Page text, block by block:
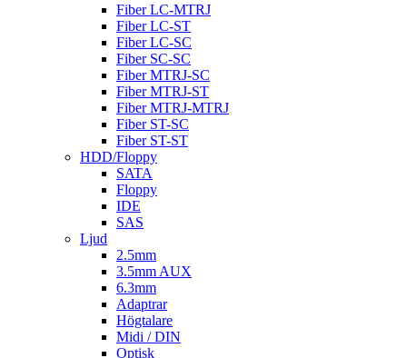
Fiber LC-MTRJ
Fiber LC-ST
Fiber LC-SC
Fiber SC-SC
Fiber MTRJ-SC
Fiber MTRJ-ST
Fiber MTRJ-MTRJ
Fiber ST-SC
Fiber ST-ST
HDD/Floppy
SATA
Floppy
IDE
SAS
Ljud
2.5mm
3.5mm AUX
6.3mm
Adaptrar
Högtalare
Midi / DIN
Optisk